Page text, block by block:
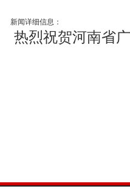
新闻详细信息：
热烈祝贺河南省